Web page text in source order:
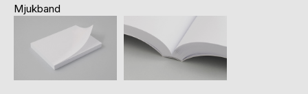
Mjukband